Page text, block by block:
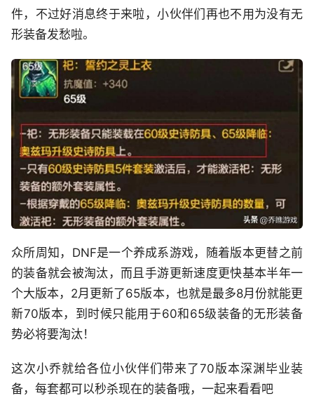
件，不过好消息终于来啦，小伙伴们再也不用为没有无
形装备发愁啦。
众所周知，DNF是一个养成系游戏，随着版本更替之前
的装备就会被淘汰，而且手游更新速度更快基本半年一
个大版本，2月更新了65版本，也就是最多8月份就能更
新70版本，到时候只能用于60和65级装备的无形装备
势必将要淘汰！
这次小乔就给各位小伙伴们带来了70版本深渊毕业装
备，每套都可以秒杀现在的装备哦，一起来看看吧